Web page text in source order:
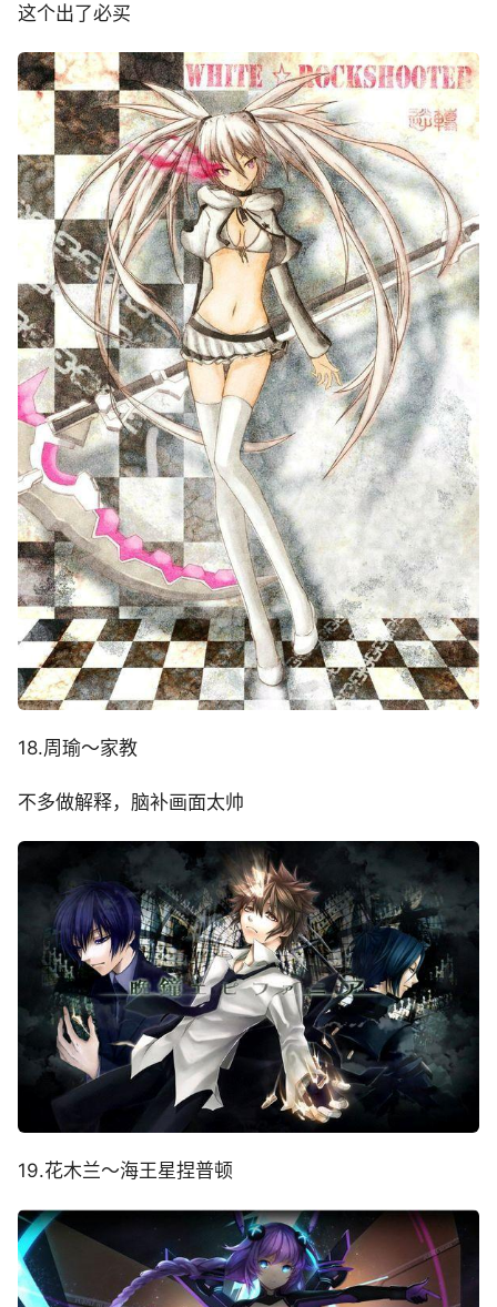
这个出了必买
18.周瑜～家教
不多做解释，脑补画面太帅
19.花木兰～海王星捏普顿